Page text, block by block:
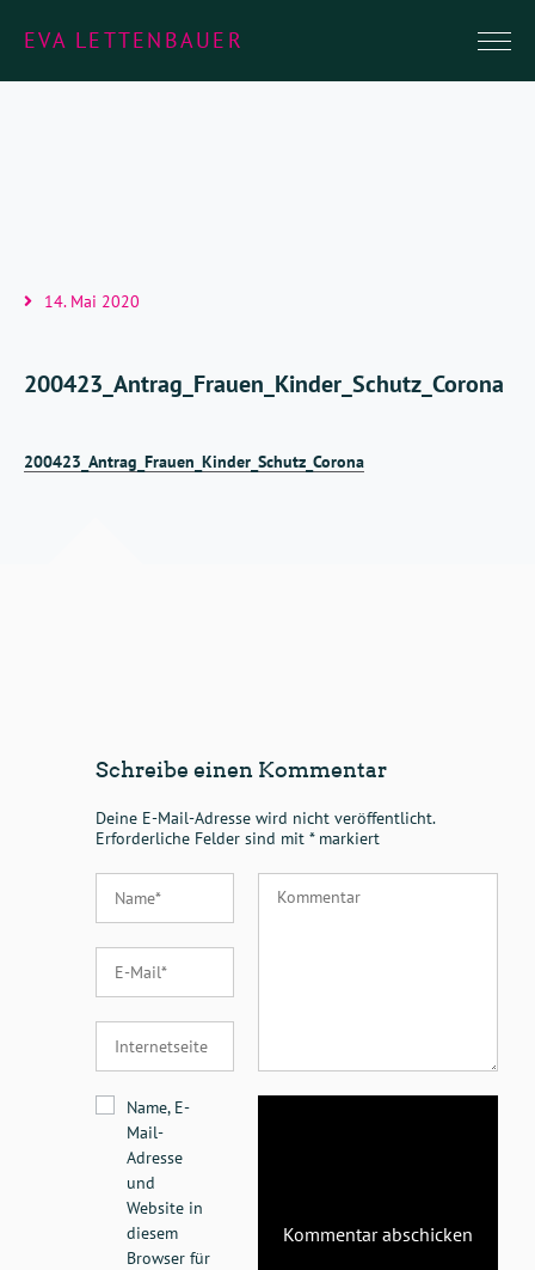
EVA LETTENBAUER
14. Mai 2020
200423_Antrag_Frauen_Kinder_Schutz_Corona
200423_Antrag_Frauen_Kinder_Schutz_Corona
Schreibe einen Kommentar
Deine E-Mail-Adresse wird nicht veröffentlicht.
Erforderliche Felder sind mit *markiert
Name, E-
Mail-
Adresse
und
Website in
diesem
Browser für